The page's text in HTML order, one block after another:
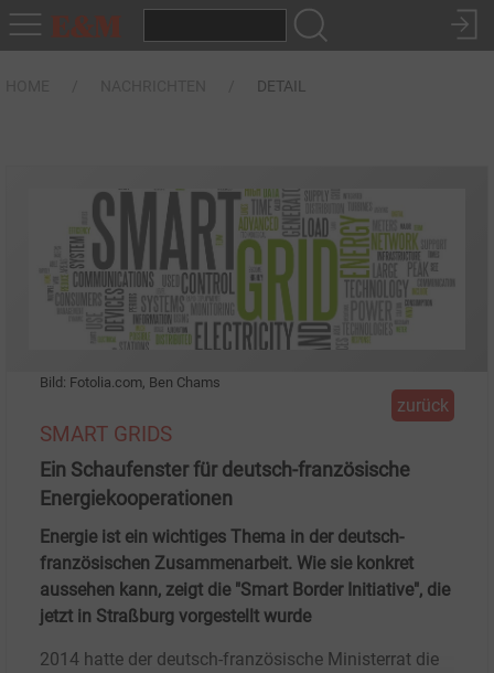
DETAIL
Bild: Fotolia.com, Ben Chams
zurück
SMART GRIDS
Ein Schaufenster für deutsch-französische
Energiekooperationen
Energie ist ein wichtiges Thema in der deutsch-
französischen Zusammenarbeit. Wie sie konkret
aussehen kann, zeigt die "Smart Border Initiative", die
jetzt in Straßburg vorgestellt wurde
2014 hatte der deutsch-französische Ministerrat die